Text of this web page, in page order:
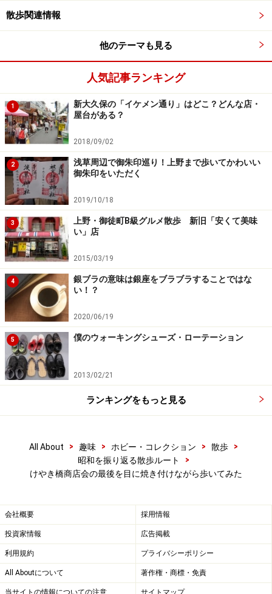
散歩関連情報
他のテーマも見る
人気記事ランキング
1
新大久保の「イケメン通り」はどこ？どんな店・
屋台がある？
2018/09/02
2
浅草周辺で御朱印巡り！上野まで歩いてかわいい
御朱印をいただく
2019/10/18
3
上野・御徒町B級グルメ散歩 新旧「安くて美味
い」店
2015/03/19
4
銀ブラの意味は銀座をブラブラすることではな
い！？
2020/06/19
5 僕のウォーキングシューズ・ローテーション
2013/02/21
ランキングをもっと見る
All About > 趣味 > ホビー・コレクション > 散歩
>
昭和を振り返る散歩ルート
>
けやき橋商店会の最後を目に焼き付けながら歩いてみた
会社概要 採用情報
投資家情報 広告掲載
利用規約 プライバシーポリシー
All Aboutについて 著作権・商標・免責
当サイトの情報についての注意 サイトマップ